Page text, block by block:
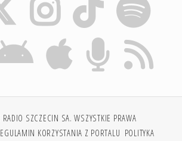
SZCZECIN SA. WSZYSTKIE PRAWA
KORZYSTANIA Z PORTALU POLITYKA